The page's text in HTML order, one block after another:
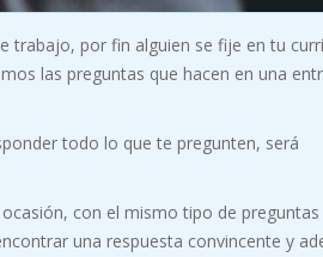
trabajo, por fin alguien se fije en tu
las preguntas que hacen en una
todo lo que te pregunten, será
con el mismo tipo de preguntas
una respuesta convincente y